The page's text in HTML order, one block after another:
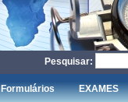
Pesquisar:
Formulários EXAMES